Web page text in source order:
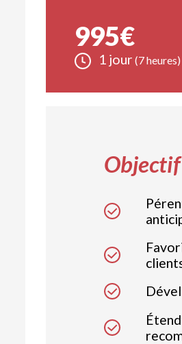
995€
1 jour (7 heures)